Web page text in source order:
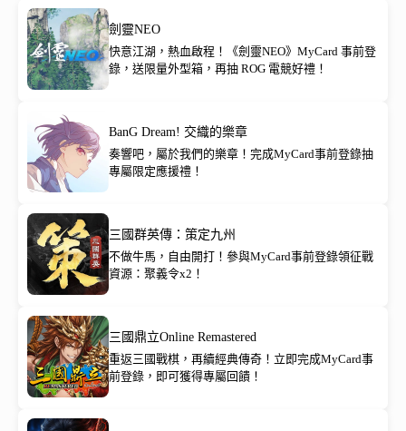
劍靈NEO
快意江湖，熱血啟程！《劍靈NEO》MyCard 事前登
錄，送限量外型箱，再抽 ROG 電競好禮！
BanG Dream! 交織的樂章
奏響吧，屬於我們的樂章！完成MyCard事前登錄抽
專屬限定應援禮！
三國群英傳：策定九州
不做牛馬，自由開打！參與MyCard事前登錄領征戰
資源：聚義令x2！
三國鼎立Online Remastered
重返三國戰棋，再續經典傳奇！立即完成MyCard事
前登錄，即可獲得專屬回饋！